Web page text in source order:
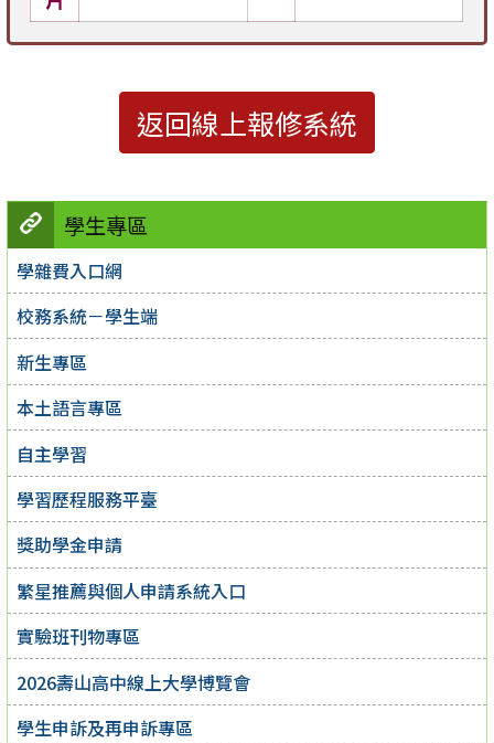
學生專區
學雜費入口網
校務系統－學生端
新生專區
本土語言專區
自主學習
學習歷程服務平臺
獎助學金申請
繁星推薦與個人申請系統入口
實驗班刊物專區
2026壽山高中線上大學博覽會
學生申訴及再申訴專區
返回線上報修系統